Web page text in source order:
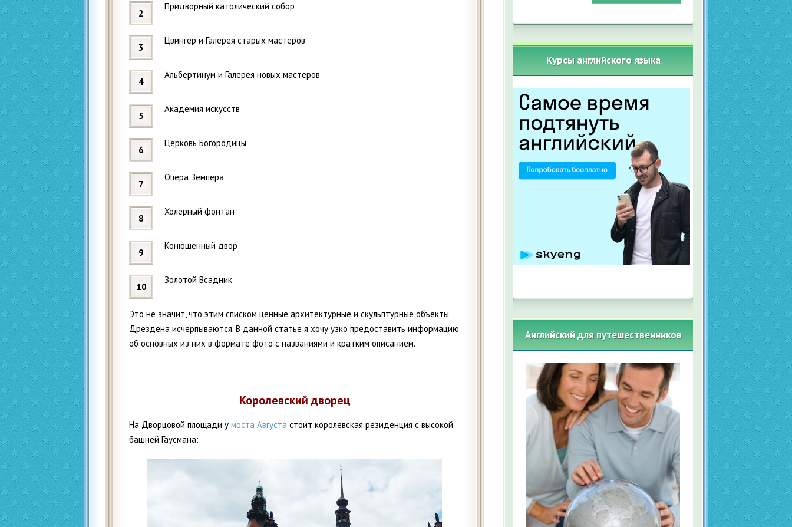
Придворный католический собор
Цвингер и Галерея старых мастеров
Альбертинум и Галерея новых мастеров
Академия искусств
Церковь Богородицы
Опера Земпера
Холерный фонтан
Конюшенный двор
Золотой Всадник
Это не значит, что этим списком ценные архитектурные и скульптурные объекты
Дрездена исчерпываются. В данной статье я хочу узко предоставить информацию
об основных из них в формате фото с названиями и кратким описанием.
Королевский дворец
На Дворцовой площади у моста Августа стоит королевская резиденция с высокой
башней Гаусмана:
Курсы английского языка
Английский для путешественников